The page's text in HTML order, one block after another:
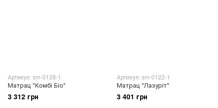
Артикул: sm-0128-1
Матрац "Комбі Біо"
3 312 грн
Артикул: sm-0122-1
Матрац "Лазуріт"
3 401 грн